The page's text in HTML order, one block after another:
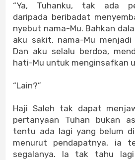
“Ya, Tuhanku, tak ada
daripada beribadat
nyebut nama-Mu. Bahkan
aku sakit, nama-Mu
Dan aku selalu berdoa,
hati-Mu untuk menginsafkan
“Lain?”
Haji Saleh tak dapat
pertanyaan Tuhan bukan
tentu ada lagi yang belum
menurut pendapatnya, ia
segalanya. Ia tak tahu